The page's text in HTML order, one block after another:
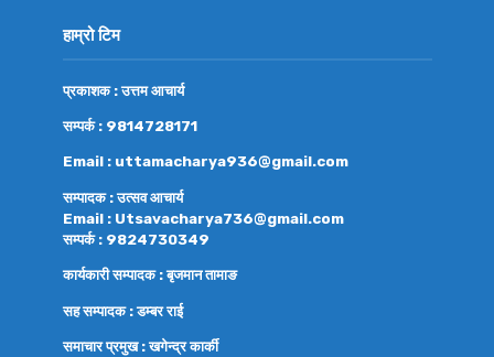
हाम्रो टिम
प्रकाशक : उत्तम आचार्य
सम्पर्क : 9814728171
Email : uttamacharya936@gmail.com
सम्पादक : उत्सव आचार्य
Email : Utsavacharya736@gmail.com
सम्पर्क : 9824730349
कार्यकारी सम्पादक : बृजमान तामाङ
सह सम्पादक : डम्बर राई
समाचार प्रमुख : खगेन्द्र कार्की